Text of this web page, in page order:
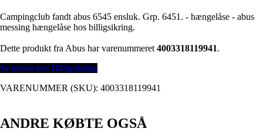
Campingclub fandt abus 6545 ensluk. Grp. 6451. - hængelåse - abus
messing hængelåse hos billigsikring.
Dette produkt fra Abus har varenummeret4003318119941.
Se prisen hos Billigsikring
VARENUMMER (SKU): 4003318119941
ANDRE KØBTE OGSÅ